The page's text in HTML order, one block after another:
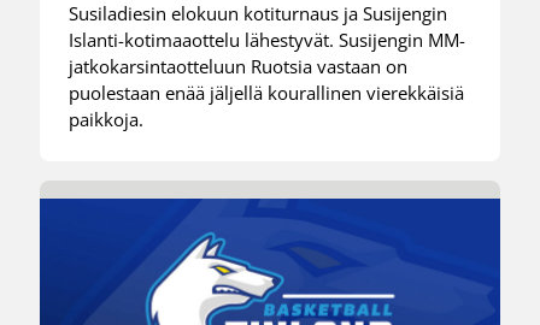
Susiladiesin elokuun kotiturnaus ja Susijengin
Islanti-kotimaaottelu lähestyvät. Susijengin MM-
jatkokarsintaotteluun Ruotsia vastaan on
puolestaan enää jäljellä kourallinen vierekkäisiä
paikkoja.